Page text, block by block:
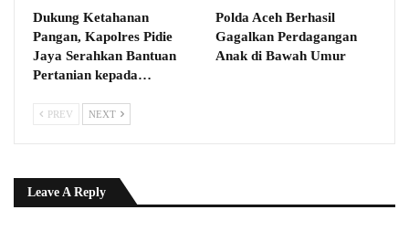
Dukung Ketahanan
Pangan, Kapolres Pidie
Jaya Serahkan Bantuan
Pertanian kepada…
Polda Aceh Berhasil
Gagalkan Perdagangan
Anak di Bawah Umur
PREV NEXT
Leave A Reply